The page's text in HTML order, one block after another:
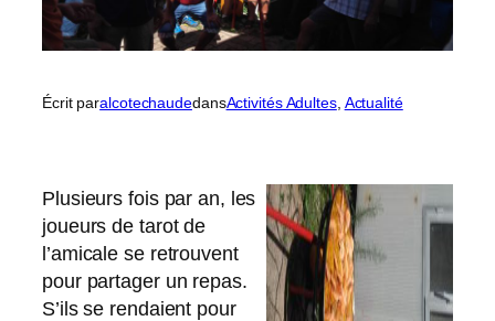
Écrit paralcotechaudedansActivités Adultes, Actualité
Plusieurs fois par an, les
joueurs de tarot de
l’amicale se retrouvent
pour partager un repas.
S’ils se rendaient pour